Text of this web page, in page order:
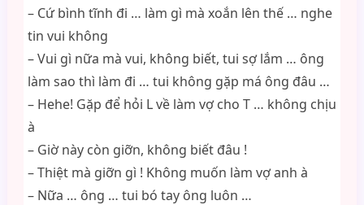
– Cứ bình tĩnh đi … làm gì mà xoắn lên thế … nghe
tin vui không
– Vui gì nữa mà vui, không biết, tui sợ lắm … ông
làm sao thì làm đi … tui không gặp má ông đâu …
– Hehe! Gặp để hỏi L về làm vợ cho T … không chịu
à
– Giờ này còn giỡn, không biết đâu !
– Thiệt mà giỡn gì ! Không muốn làm vợ anh à
– Nữa … ông … tui bó tay ông luôn …